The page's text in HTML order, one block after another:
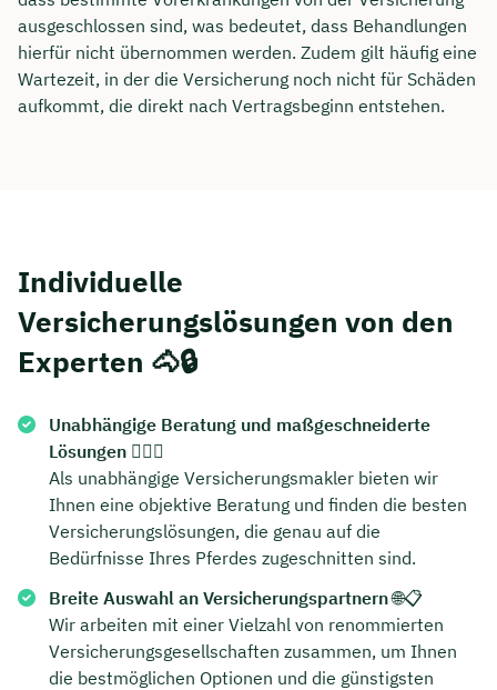
ausgeschlossen sind, was bedeutet, dass Behandlungen
hierfür nicht übernommen werden. Zudem gilt häufig eine
Wartezeit, in der die Versicherung noch nicht für Schäden
aufkommt, die direkt nach Vertragsbeginn entstehen.
Individuelle
Versicherungslösungen von den
Experten 🐴🔒
Unabhängige Beratung und maßgeschneiderte
Lösungen 🕵️‍♂️🐴
Als unabhängige Versicherungsmakler bieten wir
Ihnen eine objektive Beratung und finden die besten
Versicherungslösungen, die genau auf die
Bedürfnisse Ihres Pferdes zugeschnitten sind.
Breite Auswahl an Versicherungspartnern🌐📋
Wir arbeiten mit einer Vielzahl von renommierten
Versicherungsgesellschaften zusammen, um Ihnen
die bestmöglichen Optionen und die günstigsten
Dauer: ca. 30 Minuten
Kostenfrei & unverbindlich